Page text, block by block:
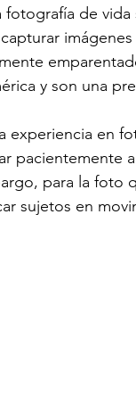
de
y son una
experiencia en
pacientemente
para la foto
sujetos en